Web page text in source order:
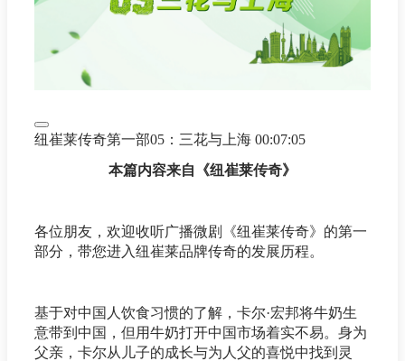
纽崔莱传奇第一部05：三花与上海 00:07:05
本篇内容来自《纽崔莱传奇》
各位朋友，欢迎收听广播微剧《纽崔莱传奇》的第一
部分，带您进入纽崔莱品牌传奇的发展历程。
基于对中国人饮食习惯的了解，卡尔·宏邦将牛奶生
意带到中国，但用牛奶打开中国市场着实不易。身为
父亲，卡尔从儿子的成长与为人父的喜悦中找到灵